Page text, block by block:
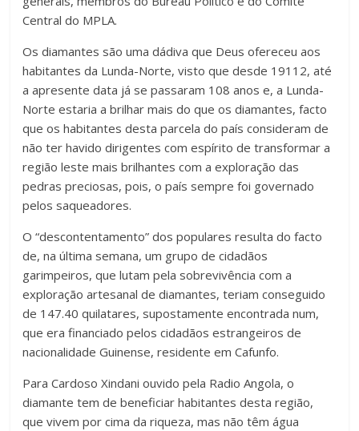
Central do MPLA.
Os diamantes são uma dádiva que Deus ofereceu aos
habitantes da Lunda-Norte, visto que desde 19112, até
a apresente data já se passaram 108 anos e, a Lunda-
Norte estaria a brilhar mais do que os diamantes, facto
que os habitantes desta parcela do país consideram de
não ter havido dirigentes com espírito de transformar a
região leste mais brilhantes com a exploração das
pedras preciosas, pois, o país sempre foi governado
pelos saqueadores.
O “descontentamento” dos populares resulta do facto
de, na última semana, um grupo de cidadãos
garimpeiros, que lutam pela sobrevivência com a
exploração artesanal de diamantes, teriam conseguido
de 147.40 quilatares, supostamente encontrada num,
que era financiado pelos cidadãos estrangeiros de
nacionalidade Guinense, residente em Cafunfo.
Para Cardoso Xindani ouvido pela Radio Angola, o
diamante tem de beneficiar habitantes desta região,
que vivem por cima da riqueza, mas não têm água